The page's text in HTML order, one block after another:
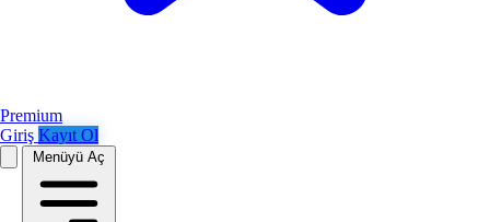
Premium
Giriş Kayıt Ol
Menüyü Aç